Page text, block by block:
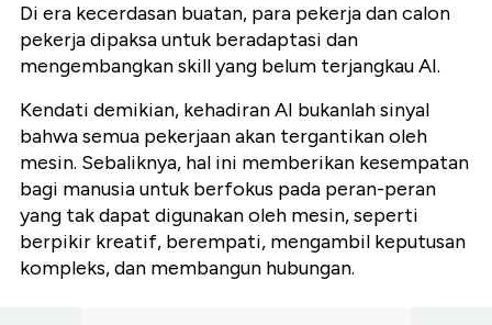
Di era kecerdasan buatan, para pekerja dan calon
pekerja dipaksa untuk beradaptasi dan
mengembangkan skill yang belum terjangkau AI.
Kendati demikian, kehadiran AI bukanlah sinyal
bahwa semua pekerjaan akan tergantikan oleh
mesin. Sebaliknya, hal ini memberikan kesempatan
bagi manusia untuk berfokus pada peran-peran
yang tak dapat digunakan oleh mesin, seperti
berpikir kreatif, berempati, mengambil keputusan
kompleks, dan membangun hubungan.